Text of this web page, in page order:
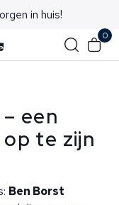
in huis!
0
een
op te zijn
Ben Borst